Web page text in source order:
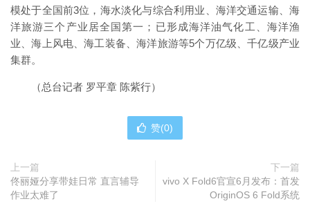
模处于全国前3位，海水淡化与综合利用业、海洋交通运输、海
洋旅游三个产业居全国第一；已形成海洋油气化工、海洋渔
业、海上风电、海工装备、海洋旅游等5个万亿级、千亿级产业
集群。
（总台记者 罗平章 陈紫行）
赞(0)
上一篇
佟丽娅分享带娃日常 直言辅导
作业太难了
下一篇
vivo X Fold6官宣6月发布：首发
OriginOS 6 Fold系统